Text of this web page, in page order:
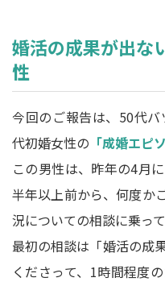
婚活の成果が出な
性
今回のご報告は、50代
代初婚女性の 「成婚エピ
この男性は、昨年の4月
半年以上前から、何度か
況についての相談に乗って
最初の相談は「婚活の成
くださって、1時間程度